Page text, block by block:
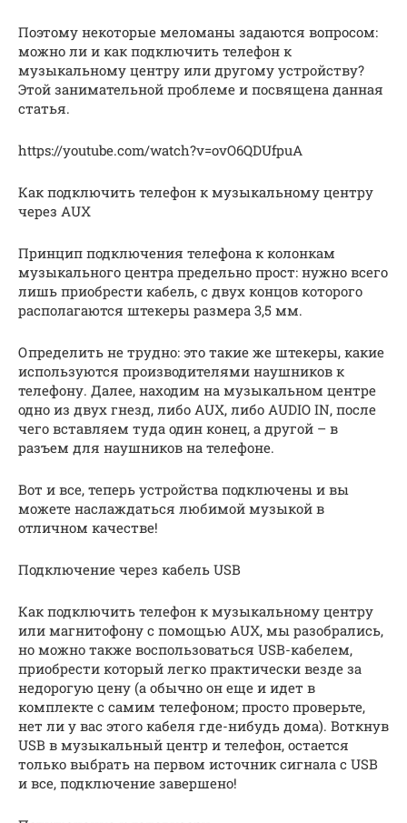
Поэтому некоторые меломаны задаются вопросом:
можно ли и как подключить телефон к
музыкальному центру или другому устройству?
Этой занимательной проблеме и посвящена данная
статья.
https://youtube.com/watch?v=ovO6QDUfpuA
Как подключить телефон к музыкальному центру
через AUX
Принцип подключения телефона к колонкам
музыкального центра предельно прост: нужно всего
лишь приобрести кабель, с двух концов которого
располагаются штекеры размера 3,5 мм.
Определить не трудно: это такие же штекеры, какие
используются производителями наушников к
телефону. Далее, находим на музыкальном центре
одно из двух гнезд, либо AUX, либо AUDIO IN, после
чего вставляем туда один конец, а другой – в
разъем для наушников на телефоне.
Вот и все, теперь устройства подключены и вы
можете наслаждаться любимой музыкой в
отличном качестве!
Подключение через кабель USB
Как подключить телефон к музыкальному центру
или магнитофону с помощью AUX, мы разобрались,
но можно также воспользоваться USB-кабелем,
приобрести который легко практически везде за
недорогую цену (а обычно он еще и идет в
комплекте с самим телефоном; просто проверьте,
нет ли у вас этого кабеля где-нибудь дома). Воткнув
USB в музыкальный центр и телефон, остается
только выбрать на первом источник сигнала с USB
и все, подключение завершено!